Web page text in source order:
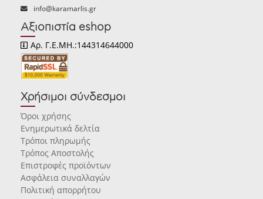
info@karamarlis.gr
Αξιοπιστία eshop
Αρ. Γ.Ε.ΜΗ.:144314644000
Χρήσιμοι σύνδεσμοι
Όροι χρήσης
Ενημερωτικά δελτία
Τρόποι πληρωμής
Τρόπος Αποστολής
Επιστροφές προϊόντων
Ασφάλεια συναλλαγών
Πολιτική απορρήτου